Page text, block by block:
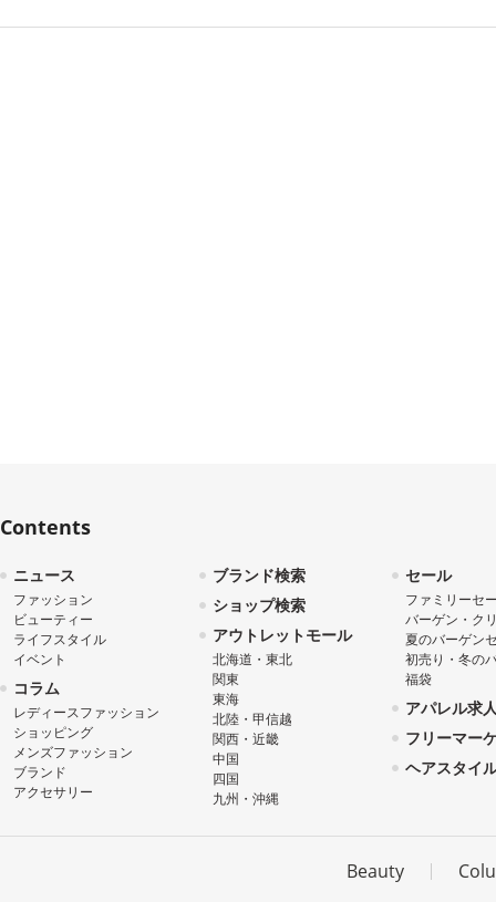
Contents
ニュース
ファッション
ビューティー
ライフスタイル
イベント
コラム
レディースファッション
ショッピング
メンズファッション
ブランド
アクセサリー
ブランド検索
ショップ検索
アウトレットモール
北海道・東北
関東
東海
北陸・甲信越
関西・近畿
中国
四国
九州・沖縄
セール
ファミリーセ
バーゲン・ク
夏のバーゲン
初売り・冬の
福袋
アパレル求
フリーマー
ヘアスタイ
Beauty